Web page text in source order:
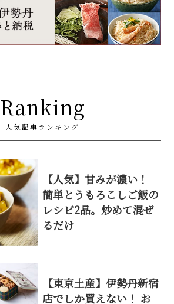
Ranking
人気記事ランキング
【人気】甘みが濃い！
簡単とうもろこしご飯の
レシピ2品。炒めて混ぜ
るだけ
【東京土産】伊勢丹新宿
店でしか買えない！ お